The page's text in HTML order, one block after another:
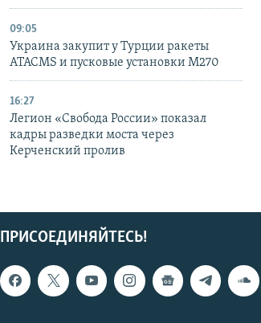
09:05
Украина закупит у Турции ракеты
ATACMS и пусковые установки M270
16:27
Легион «Свобода России» показал
кадры разведки моста через
Керченский пролив
ПРИСОЕДИНЯЙТЕСЬ!